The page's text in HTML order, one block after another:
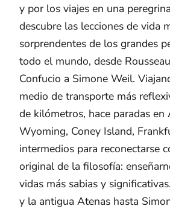
y por los viajes en una
descubre las lecciones de vida
sorprendentes de los grandes
todo el mundo, desde
Confucio a Simone Weil.
medio de transporte más
de kilómetros, hace paradas en
Wyoming, Coney Island,
intermedios para reconectarse
original de la filosofía:
vidas más sabias y
y la antigua Atenas hasta